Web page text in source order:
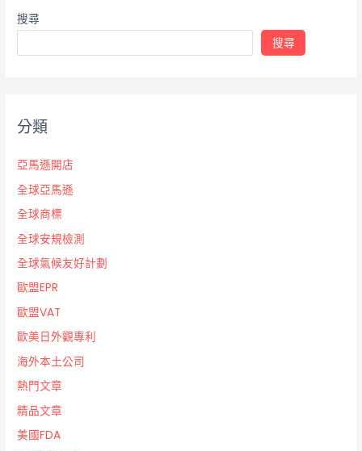
搜尋
搜尋
分類
亞馬遜開店
全球亞馬遜
全球商標
全球安規檢測
全球氣候友好計劃
歐盟EPR
歐盟VAT
歐美日外觀專利
海外本土公司
熱門文章
精品文章
美國FDA